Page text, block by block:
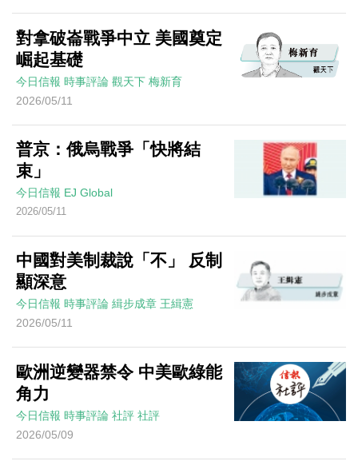
對拿破崙戰爭中立 美國奠定
崛起基礎
今日信報 時事評論 觀天下 梅新育
2026/05/11
普京：俄烏戰爭「快將結
束」
今日信報 EJ Global
2026/05/11
中國對美制裁說「不」 反制
顯深意
今日信報 時事評論 緝步成章 王緝憲
2026/05/11
歐洲逆變器禁令 中美歐綠能
角力
今日信報 時事評論 社評 社評
2026/05/09